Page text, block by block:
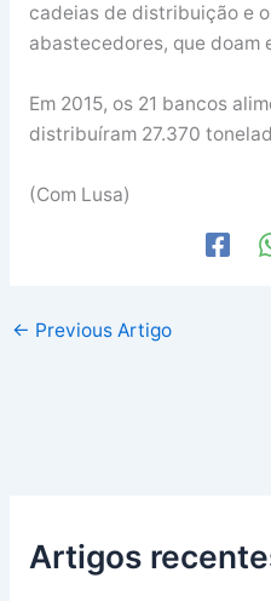
cadeias de distribuição e
abastecedores, que doam
Em 2015, os 21 bancos
distribuíram 27.370
(Com Lusa)
← Previous Artigo
Artigos